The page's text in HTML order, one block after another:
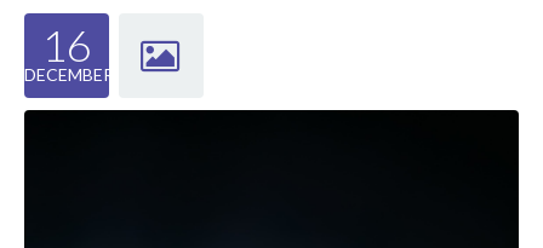
16
DECEMBER